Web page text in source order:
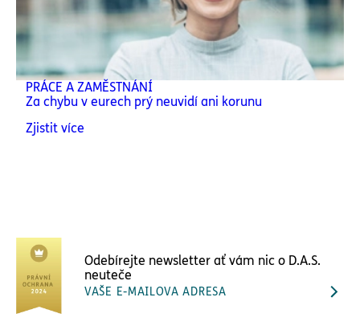
PRÁCE A ZAMĚSTNÁNÍ
Za chybu v eurech prý neuvidí ani korunu
Zjistit více
Odebírejte newsletter ať vám nic o D.A.S.
neuteče
VAŠE E-MAILOVA ADRESA